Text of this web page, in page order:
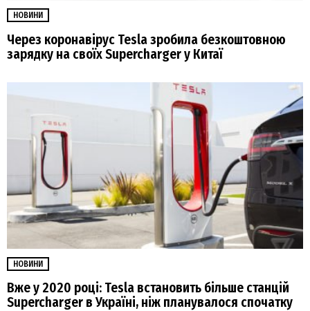
НОВИНИ
Через коронавірус Tesla зробила безкоштовною
зарядку на своїх Supercharger у Китаї
НОВИНИ
Вже у 2020 році: Tesla встановить більше станцій
Supercharger в Україні, ніж планувалося спочатку